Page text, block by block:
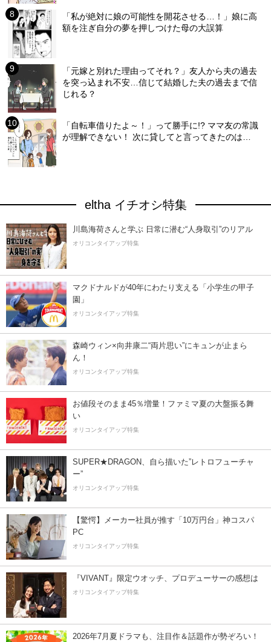
「私が絶対に娘の可能性を開花させる…！」娘に高
額を注ぎ自分の夢を押しつけた母の大誤算
「元嫁と別れた理由ってそれ？」友人から夫の過去
を突っ込まれ不安…信じて結婚した夫の過去まで信
じれる？
「自転車借りたよ～！」って勝手に!? ママ友の常識
が理解できない！ 次に貸してと言ってきたのは…
eltha イチオシ特集
川島海荷さんと学ぶ 日常に潜む“人身取引”のリアル
オリコンタイアップ特集
マクドナルドが40年にわたり支える「小学生の甲子
園」
オリコンタイアップ特集
森崎ウィン×向井康二“両片思い”にキュンが止まら
ん！
オリコンタイアップ特集
お値段そのまま45％増量！ファミマ夏の大盤振る舞
い
オリコンタイアップ特集
SUPER★DRAGON、自ら描いた”レトロフューチャ
ー”
オリコンタイアップ特集
【驚愕】メーカー社員が推す「10万円台」神コスパ
PC
オリコンタイアップ特集
『VIVANT』限定ウオッチ、プロデューサーの感想は
オリコンタイアップ特集
2026年7月夏ドラマも、注目作＆話題作が勢ぞろい！